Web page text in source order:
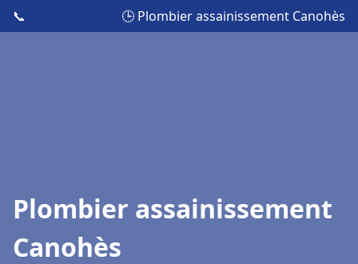
📞 🕒 Plombier assainissement Canohès
Plombier assainissement
Canohès